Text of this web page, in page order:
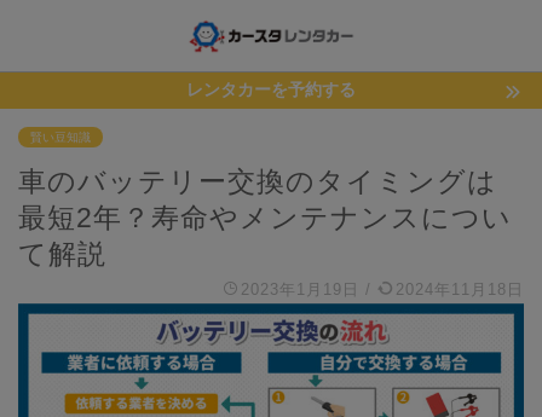
レンタカーを予約する
賢い豆知識
車のバッテリー交換のタイミングは
最短2年？寿命やメンテナンスについ
て解説
2023年1月19日 / 2024年11月18日